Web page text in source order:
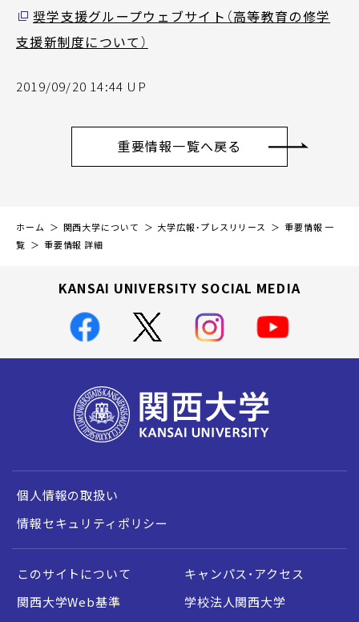
奨学支援グループウェブサイト（高等教育の修学
支援新制度について）
2019/09/20 14:44 UP
重要情報一覧へ戻る
ホーム 関西大学について 大学広報・プレスリリース
重要情報 一
覧
重要情報 詳細
KANSAI UNIVERSITY SOCIAL MEDIA
個人情報の取扱い
情報セキュリティポリシー
このサイトについて
キャンパス・アクセス
関西大学Web基準
学校法人関西大学